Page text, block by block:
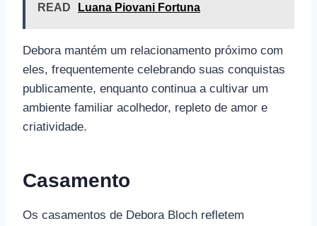
READ Luana Piovani Fortuna
Debora mantém um relacionamento próximo com
eles, frequentemente celebrando suas conquistas
publicamente, enquanto continua a cultivar um
ambiente familiar acolhedor, repleto de amor e
criatividade.
Casamento
Os casamentos de Debora Bloch refletem